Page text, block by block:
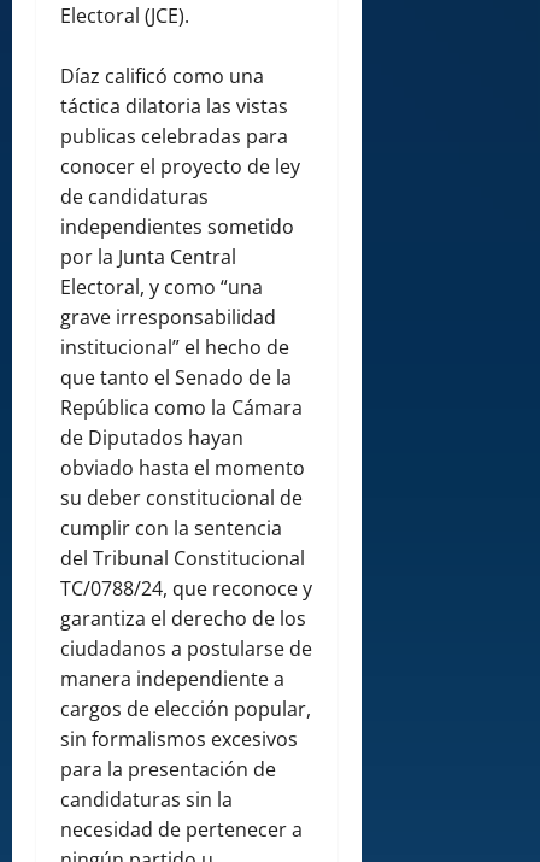
Electoral (JCE).
Díaz calificó como una
táctica dilatoria las vistas
publicas celebradas para
conocer el proyecto de ley
de candidaturas
independientes sometido
por la Junta Central
Electoral, y como “una
grave irresponsabilidad
institucional” el hecho de
que tanto el Senado de la
República como la Cámara
de Diputados hayan
obviado hasta el momento
su deber constitucional de
cumplir con la sentencia
del Tribunal Constitucional
TC/0788/24, que reconoce y
garantiza el derecho de los
ciudadanos a postularse de
manera independiente a
cargos de elección popular,
sin formalismos excesivos
para la presentación de
candidaturas sin la
necesidad de pertenecer a